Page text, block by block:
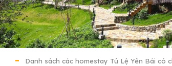
Danh sách các homestay Tú Lệ Yên Bái có